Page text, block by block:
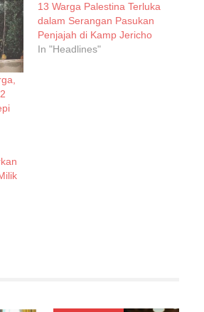
13 Warga Palestina Terluka
dalam Serangan Pasukan
Penjajah di Kamp Jericho
In "Headlines"